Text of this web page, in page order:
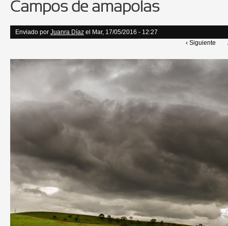
Campos de amapolas
Enviado por Juanra Díaz el Mar, 17/05/2016 - 12:27
‹ Siguiente